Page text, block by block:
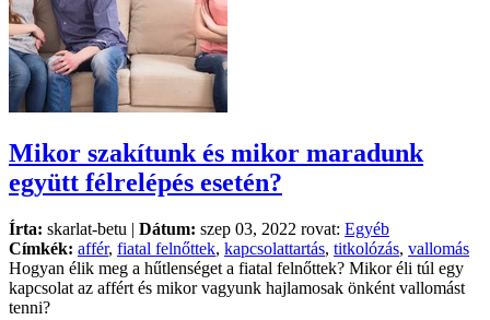
Mikor szakítunk és mikor maradunk
együtt félrelépés esetén?
Írta: skarlat-betu | Dátum: szep 03, 2022 rovat: Egyéb
Címkék: affér, fiatal felnőttek, kapcsolattartás, titkolózás, vallomás
Hogyan élik meg a hűtlenséget a fiatal felnőttek? Mikor éli túl egy
kapcsolat az affért és mikor vagyunk hajlamosak önként vallomást
tenni?